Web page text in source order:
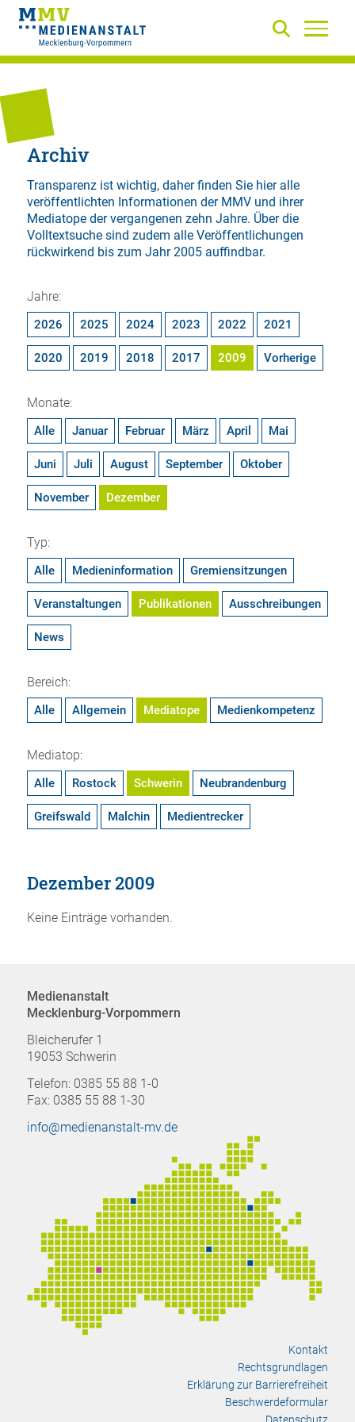
Archiv
Transparenz ist wichtig, daher finden Sie hier alle
veröffentlichten Informationen der MMV und ihrer
Mediatope der vergangenen zehn Jahre. Über die
Volltextsuchesind zudem alle Veröffentlichungen
rückwirkend bis zum Jahr 2005 auffindbar.
Jahre:
2026 2025 2024 2023 2022 2021
2020 2019 2018 2017 2009 Vorherige
Monate:
Alle Januar Februar März April Mai
Juni Juli August September Oktober
November Dezember
Typ:
Alle Medieninformation Gremiensitzungen
Veranstaltungen Publikationen Ausschreibungen
News
Bereich:
Alle Allgemein Mediatope Medienkompetenz
Mediatop:
Alle Rostock Schwerin Neubrandenburg
Greifswald Malchin Medientrecker
Dezember 2009
Keine Einträge vorhanden.
Medienanstalt
Mecklenburg-Vorpommern
Bleicherufer 1
19053 Schwerin
Telefon: 0385 55 88 1-0
Fax: 0385 55 88 1-30
info@medienanstalt-mv.de
Kontakt
Rechtsgrundlagen
Erklärung zur Barrierefreiheit
Beschwerdeformular
Datenschutz